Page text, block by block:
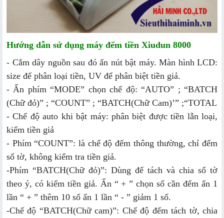
Hướng dẫn sử dụng máy đếm tiền Xiudun 8000
- Cắm dây nguồn sau đó ấn nút bật máy. Màn hình LCD:
size để phân loại tiền, UV để phân biệt tiền giả.
- Ấn phím “MODE” chọn chế độ: “AUTO” ; “BATCH
(Chữ đỏ)” ; “COUNT” ; “BATCH(Chữ Cam)’” ;“TOTAL
- Chế độ auto khi bật máy: phân biệt được tiền lẫn loại,
kiểm tiền giả
- Phím “COUNT”: là chế độ đếm thông thường, chỉ đếm
số tờ, không kiểm tra tiền giả.
-Phím “BATCH(Chữ đỏ)”: Dùng để tách và chia số tờ
theo ý, có kiểm tiền giả. Ấn “ + ” chọn số cần đếm ấn 1
lần “ + ” thêm 10 số ấn 1 lần “ - ” giảm 1 số.
-Chế độ “BATCH(Chữ cam)”: Chế độ đếm tách tờ, chia